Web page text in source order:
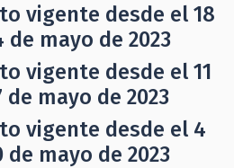
vigente desde el 18
de mayo de 2023
vigente desde el 11
de mayo de 2023
vigente desde el 4
de mayo de 2023